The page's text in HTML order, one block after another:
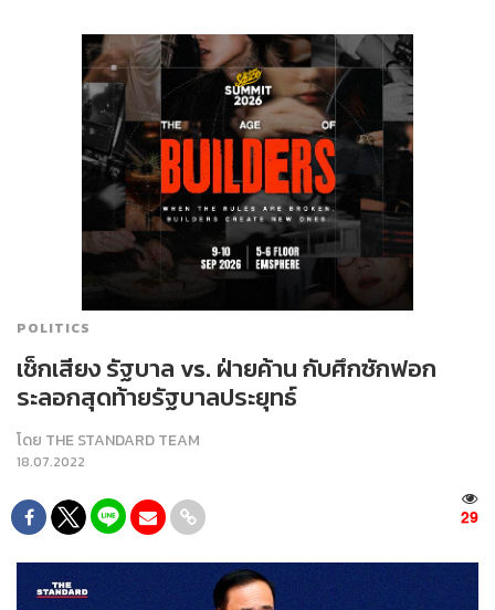
POLITICS
เช็กเสียง รัฐบาล vs. ฝ่ายค้าน กับศึกซักฟอก
ระลอกสุดท้ายรัฐบาลประยุทธ์
โดย THE STANDARD TEAM
18.07.2022
29